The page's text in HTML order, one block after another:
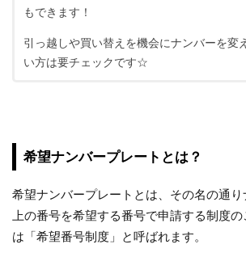
もできます！
引っ越しや買い替えを機会にナンバーを変
い方は要チェックです☆
希望ナンバープレートとは？
希望ナンバープレートとは、その名の通り
上の番号を希望する番号で申請する制度
は「希望番号制度」と呼ばれます。